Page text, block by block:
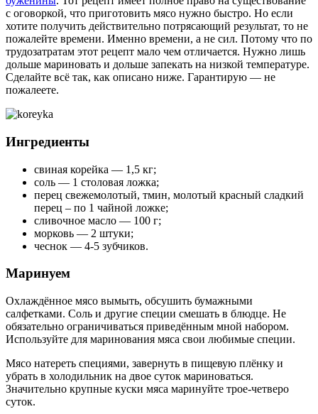
с оговоркой, что приготовить мясо нужно быстро. Но если
хотите получить действительно потрясающий результат, то не
пожалейте времени. Именно времени, а не сил. Потому что по
трудозатратам этот рецепт мало чем отличается. Нужно лишь
дольше мариновать и дольше запекать на низкой температуре.
Сделайте всё так, как описано ниже. Гарантирую — не
пожалеете.
Ингредиенты
свиная корейка — 1,5 кг;
соль — 1 столовая ложка;
перец свежемолотый, тмин, молотый красный сладкий
перец – по 1 чайной ложке;
сливочное масло — 100 г;
морковь — 2 штуки;
чеснок — 4-5 зубчиков.
Маринуем
Охлаждённое мясо вымыть, обсушить бумажными
салфетками. Соль и другие специи смешать в блюдце. Не
обязательно ограничиваться приведённым мной набором.
Используйте для маринования мяса свои любимые специи.
Мясо натереть специями, завернуть в пищевую плёнку и
убрать в холодильник на двое суток мариноваться.
Значительно крупные куски мяса маринуйте трое-четверо
суток.